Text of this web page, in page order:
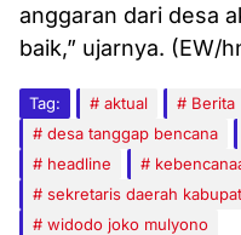
anggaran dari desa
baik,” ujarnya. (EW/
Tag: aktual Berita
desa tanggap bencana
headline
sekretaris daerah
widodo joko mulyono